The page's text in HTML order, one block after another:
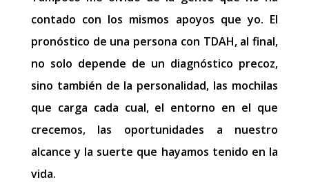
contado con los mismos apoyos que yo. El
pronóstico de una persona con TDAH, al final,
no solo depende de un diagnóstico precoz,
sino también de la personalidad, las mochilas
que carga cada cual, el entorno en el que
crecemos, las oportunidades a nuestro
alcance y la suerte que hayamos tenido en la
vida.